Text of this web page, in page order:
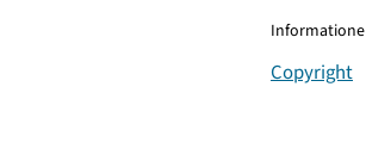
Copyright